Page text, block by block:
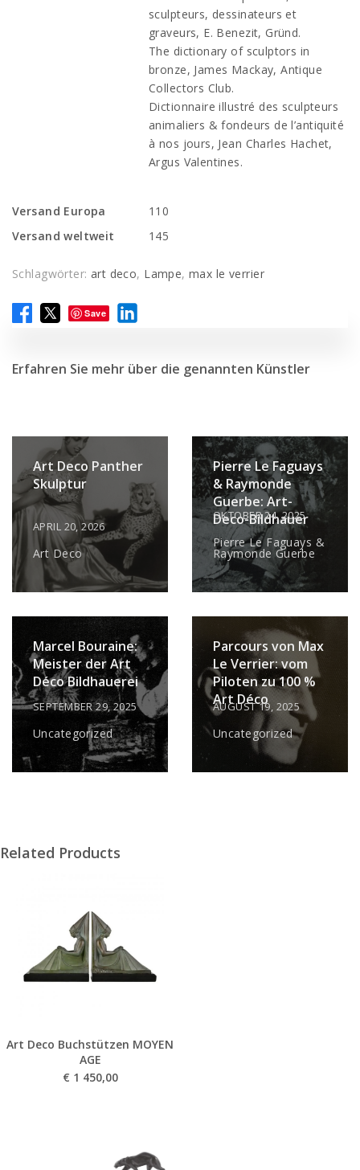
sculpteurs, dessinateurs et
graveurs, E. Benezit, Gründ.
The dictionary of sculptors in
bronze, James Mackay, Antique
Collectors Club.
Dictionnaire illustré des sculpteurs
animaliers & fondeurs de l’antiquité
à nos jours, Jean Charles Hachet,
Argus Valentines.
Versand Europa
110
Versand weltweit
145
Schlagwörter: art deco, Lampe,max le verrier
Save
Erfahren Sie mehr über die genannten Künstler
Art Deco Panther
Skulptur
APRIL 20, 2026
Art Deco
Pierre Le Faguays
& Raymonde
Guerbe: Art-
Deco-Bildhauer
OKTOBER 24, 2025
Pierre Le Faguays &
Raymonde Guerbe
Marcel Bouraine:
Meister der Art
Déco Bildhauerei
SEPTEMBER 29, 2025
Uncategorized
Parcours von Max
Le Verrier: vom
Piloten zu 100 %
Art Déco
AUGUST 19, 2025
Uncategorized
Related Products
Art Deco Buchstützen MOYEN
AGE
€ 1 450,00